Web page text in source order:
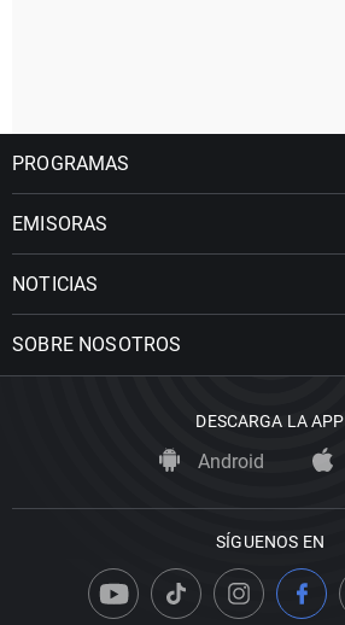
PROGRAMAS
EMISORAS
NOTICIAS
SOBRE NOSOTROS
DESCARGA LA APP
Android
SÍGUENOS EN